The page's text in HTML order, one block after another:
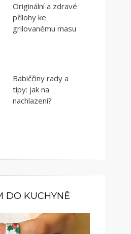
Originální a zdravé
přílohy ke
grilovanému masu
Babiččiny rady a
tipy: jak na
nachlazení?
DO KUCHYNĚ